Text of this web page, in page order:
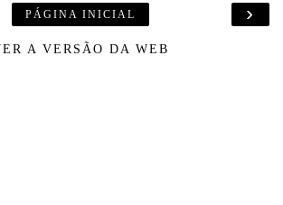
›
PÁGINA INICIAL
A VERSÃO DA WEB